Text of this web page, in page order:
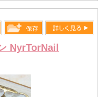
NyrTorNail
保存リス
します
詳しく見る